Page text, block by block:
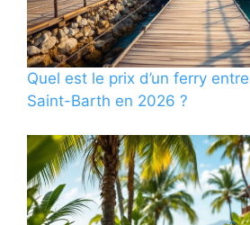
Quel est le prix d’un ferry
Saint-Barth en 2026 ?